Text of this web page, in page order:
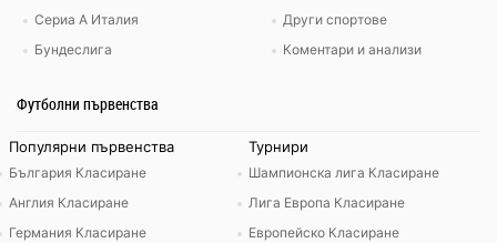
Сериа А Италия
Бундеслига
Други спортове
Коментари и анализи
Футболни първенства
Популярни първенства
България Класиране
Англия Класиране
Германия Класиране
Турнири
Шампионска лига Класиране
Лига Европа Класиране
Европейско Класиране